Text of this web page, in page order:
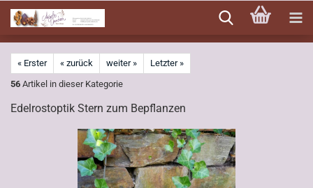
zum
Hauptinhalt
« Erster « zurück weiter »
Letzter »
56 Artikel in dieser Kategorie
Edelrostoptik Stern zum Bepflanzen